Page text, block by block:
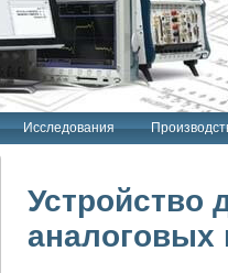
Исследования
"Сигнал-USB"
Устройство